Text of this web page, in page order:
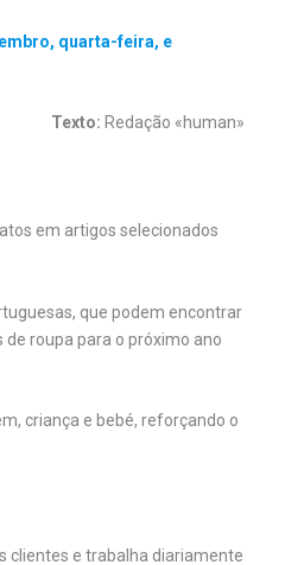
quarta-feira, e
Texto: Redação «human»
em artigos selecionados
que podem encontrar
roupa para o próximo ano
criança e bebé, reforçando o
clientes e trabalha diariamente